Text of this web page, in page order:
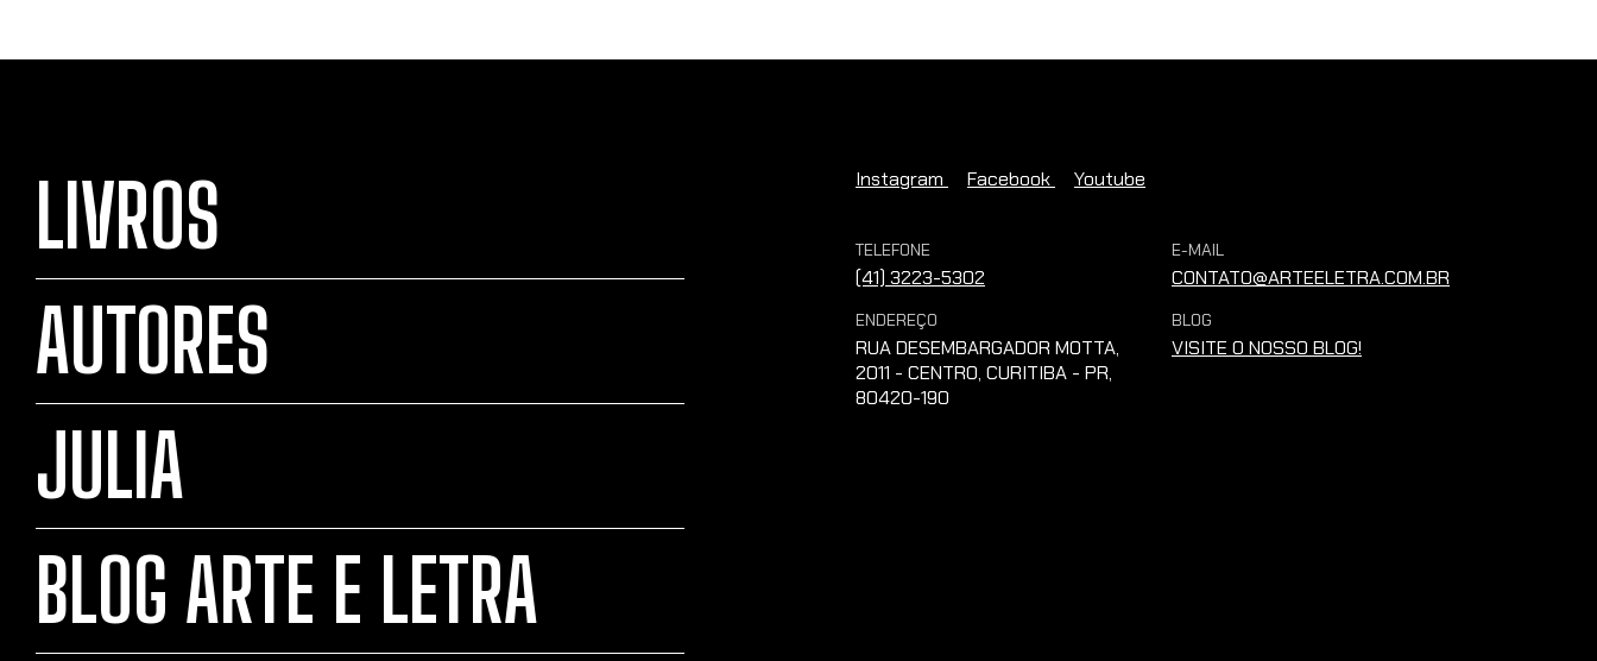
LIVROS
AUTORES
JULIA
BLOG ARTE E LETRA
Instagram Facebook Youtube
TELEFONE
(41) 3223-5302
E-MAIL
CONTATO@ARTEELETRA.COM.BR
ENDEREÇO
RUA DESEMBARGADOR MOTTA,
2011 - CENTRO, CURITIBA - PR,
80420-190
BLOG
VISITE O NOSSO BLOG!